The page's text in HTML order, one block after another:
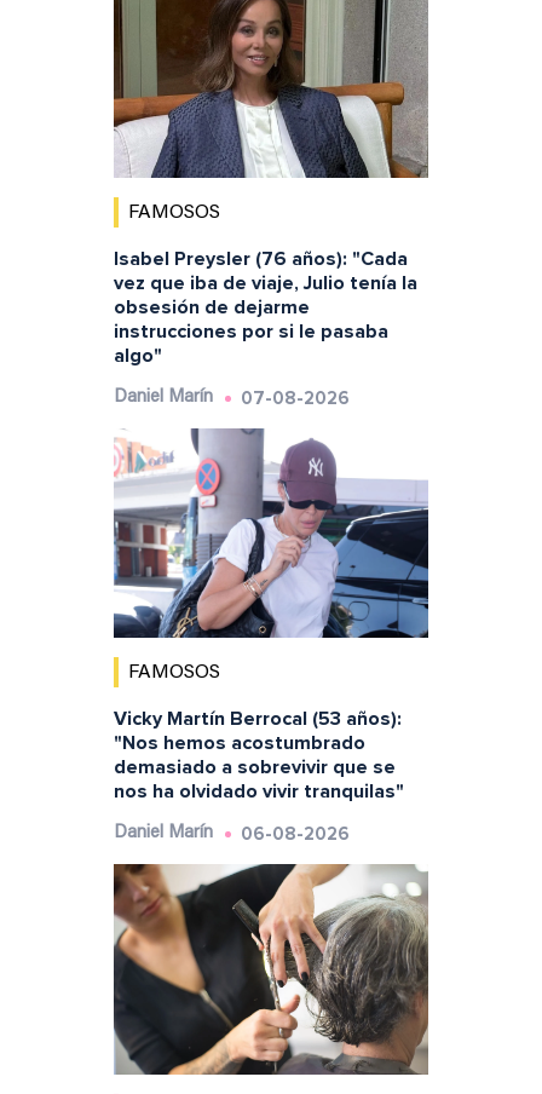
FAMOSOS
Isabel Preysler (76 años): "Cada
vez que iba de viaje, Julio tenía la
obsesión de dejarme
instrucciones por si le pasaba
algo"
Daniel Marín 07-08-2026
FAMOSOS
Vicky Martín Berrocal (53 años):
"Nos hemos acostumbrado
demasiado a sobrevivir que se
nos ha olvidado vivir tranquilas"
Daniel Marín 06-08-2026